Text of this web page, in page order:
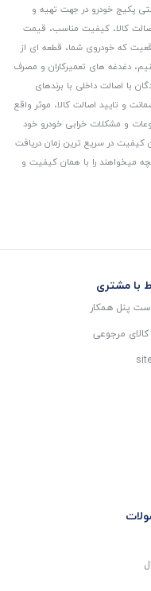
پکیج خودرو در جهت تهیه و
کالا، کیفیت مناسب، قیمت
که خودروی شما، قطعه ای از
دغدغه های تعمیرکاران و مصرف
با اصالت داخلی با برندهای
و تایید اصالت کالا، موثر واقع
و مشکلات خرابی خودرو خود
کیفیت در سریع ترین زمان دریافت
میخواهند را با همان کیفیت و
با مشتری
پنل همکار
کالای مرجوعی